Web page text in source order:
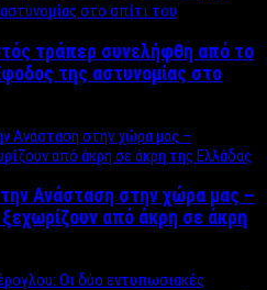
τράπερ συνελήφθη από το
της αστυνομίας στο
Ανάσταση στην χώρα μας –
από άκρη σε άκρη